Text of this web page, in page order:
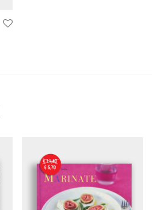
€ 13,90.
è: € 9,90.